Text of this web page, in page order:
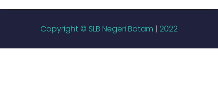
Copyright © SLB Negeri Batam | 2022